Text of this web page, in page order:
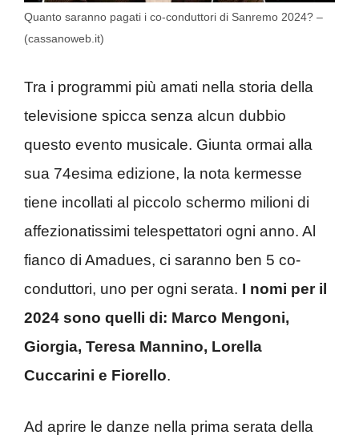
Quanto saranno pagati i co-conduttori di Sanremo 2024? –
(cassanoweb.it)
Tra i programmi più amati nella storia della
televisione spicca senza alcun dubbio
questo evento musicale. Giunta ormai alla
sua 74esima edizione, la nota kermesse
tiene incollati al piccolo schermo milioni di
affezionatissimi telespettatori ogni anno. Al
fianco di Amadues, ci saranno ben 5 co-
conduttori, uno per ogni serata. I nomi per il
2024 sono quelli di: Marco Mengoni,
Giorgia, Teresa Mannino, Lorella
Cuccarini e Fiorello.
Ad aprire le danze nella prima serata della